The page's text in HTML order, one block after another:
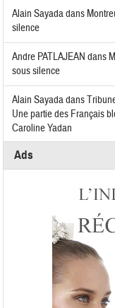
Alain Sayadadans
silence
Andre PATLAJEAN dans
sous silence
Alain Sayadadans
Une partie des Français
Caroline Yadan
Ads